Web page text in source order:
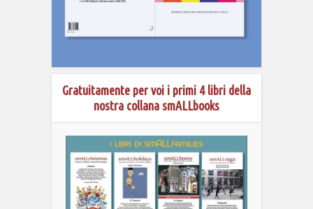
Gratuitamente per voi i primi 4 libri della
nostra collana smALLbooks